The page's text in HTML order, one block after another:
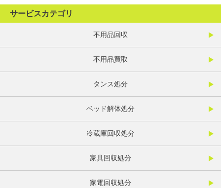
サービスカテゴリ
不用品回収
不用品買取
タンス処分
ベッド解体処分
冷蔵庫回収処分
家具回収処分
家電回収処分